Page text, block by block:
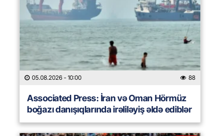
05.08.2026 - 10:00 88
Associated Press: İran və Oman Hörmüz
boğazı danışıqlarında irəliləyiş əldə ediblər